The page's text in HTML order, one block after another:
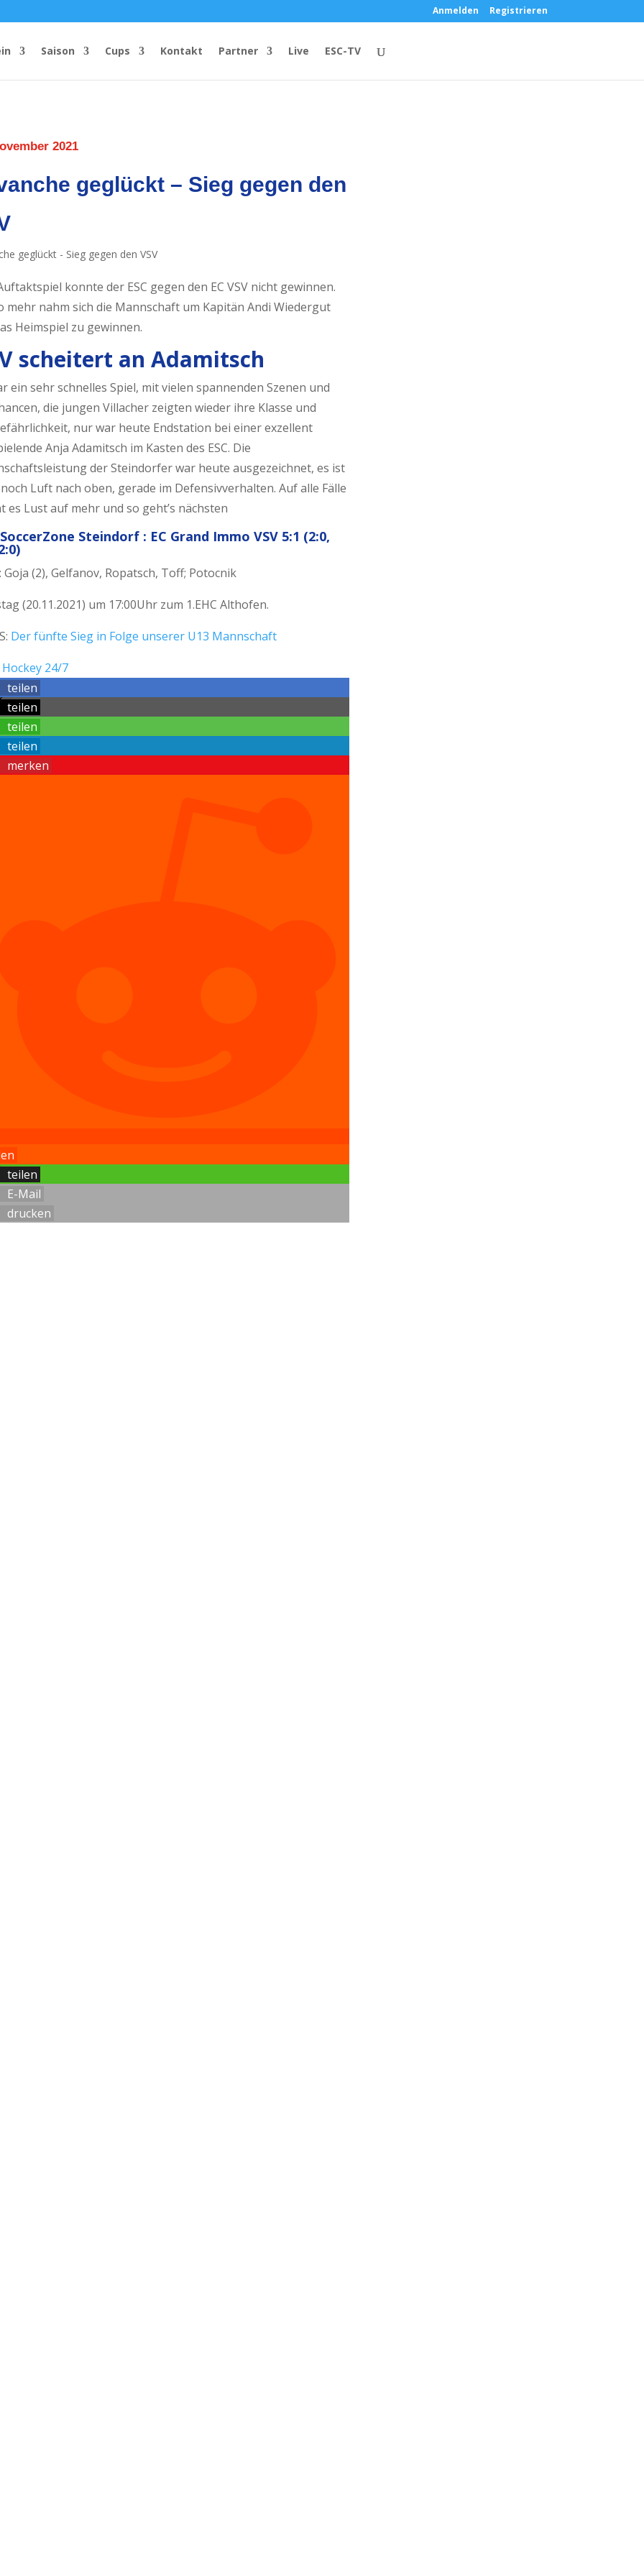
Anmelden Registrieren
Saison Cups Kontakt Partner Live ESC-TV
2021
geglückt – Sieg gegen den
konnte der ESC gegen den EC VSV nicht gewinnen.
mehr nahm sich die Mannschaft um Kapitän Andi Wiedergut
Heimspiel zu gewinnen.
scheitert an Adamitsch
ein sehr schnelles Spiel, mit vielen spannenden Szenen und
die jungen Villacher zeigten wieder ihre Klasse und
nur war heute Endstation bei einer exzellent
Anja Adamitsch im Kasten des ESC. Die
der Steindorfer war heute ausgezeichnet, es ist
Luft nach oben, gerade im Defensivverhalten. Auf alle Fälle
es Lust auf mehr und so geht’s nächsten
SoccerZone Steindorf : EC Grand Immo VSV 5:1 (2:0,
Goja (2), Gelfanov, Ropatsch, Toff; Potocnik
(20.11.2021) um 17:00Uhr zum 1.EHC Althofen.
Der fünfte Sieg in Folge unserer U13 Mannschaft
Hockey 24/7
teilen
teilen
teilen
teilen
merken
teilen
E-Mail
drucken